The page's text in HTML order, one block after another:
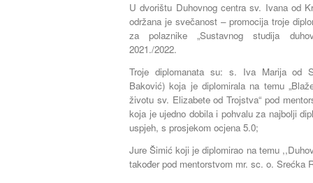
U dvorištu Duhovnog centra sv. Ivana od
održana je svečanost – promocija troje
za polaznike „Sustavnog studija
2021./2022.
Troje diplomanata su: s. Iva Marija od
Baković) koja je diplomirala na temu
životu sv. Elizabete od Trojstva“ pod
koja je ujedno dobila i pohvalu za najbolji
uspjeh, s prosjekom ocjena 5.0;
Jure Šimić koji je diplomirao na temu
također pod mentorstvom mr. sc. o. Srećka